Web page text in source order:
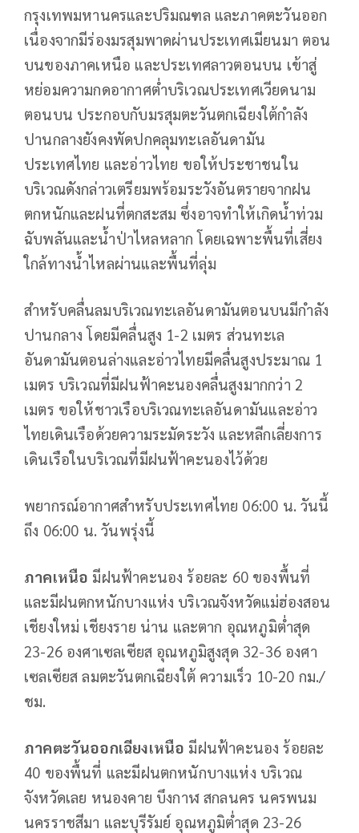
กรุงเทพมหานครและปริมณฑล และภาคตะวันออก
เนื่องจากมีร่องมรสุมพาดผ่านประเทศเมียนมา ตอน
บนของภาคเหนือ และประเทศลาวตอนบน เข้าสู่
หย่อมความกดอากาศต่ำบริเวณประเทศเวียดนาม
ตอนบน ประกอบกับมรสุมตะวันตกเฉียงใต้กำลัง
ปานกลางยังคงพัดปกคลุมทะเลอันดามัน
ประเทศไทย และอ่าวไทย ขอให้ประชาชนใน
บริเวณดังกล่าวเตรียมพร้อมระวังอันตรายจากฝน
ตกหนักและฝนที่ตกสะสม ซึ่งอาจทำให้เกิดน้ำท่วม
ฉับพลันและน้ำป่าไหลหลาก โดยเฉพาะพื้นที่เสี่ยง
ใกล้ทางน้ำไหลผ่านและพื้นที่ลุ่ม
สำหรับคลื่นลมบริเวณทะเลอันดามันตอนบนมีกำลัง
ปานกลาง โดยมีคลื่นสูง 1-2 เมตร ส่วนทะเล
อันดามันตอนล่างและอ่าวไทยมีคลื่นสูงประมาณ 1
เมตร บริเวณที่มีฝนฟ้าคะนองคลื่นสูงมากกว่า 2
เมตร ขอให้ชาวเรือบริเวณทะเลอันดามันและอ่าว
ไทยเดินเรือด้วยความระมัดระวัง และหลีกเลี่ยงการ
เดินเรือในบริเวณที่มีฝนฟ้าคะนองไว้ด้วย
พยากรณ์อากาศสำหรับประเทศไทย 06:00 น. วันนี้
ถึง 06:00 น. วันพรุ่งนี้
ภาคเหนือ มีฝนฟ้าคะนอง ร้อยละ 60 ของพื้นที่
และมีฝนตกหนักบางแห่ง บริเวณจังหวัดแม่ฮ่องสอน
เชียงใหม่ เชียงราย น่าน และตาก อุณหภูมิต่ำสุด
23-26 องศาเซลเซียส อุณหภูมิสูงสุด 32-36 องศา
เซลเซียส ลมตะวันตกเฉียงใต้ ความเร็ว 10-20 กม./
ชม.
ภาคตะวันออกเฉียงเหนือ มีฝนฟ้าคะนอง ร้อยละ
40 ของพื้นที่ และมีฝนตกหนักบางแห่ง บริเวณ
จังหวัดเลย หนองคาย บึงกาฬ สกลนคร นครพนม
นครราชสีมา และบุรีรัมย์ อุณหภูมิต่ำสุด 23-26